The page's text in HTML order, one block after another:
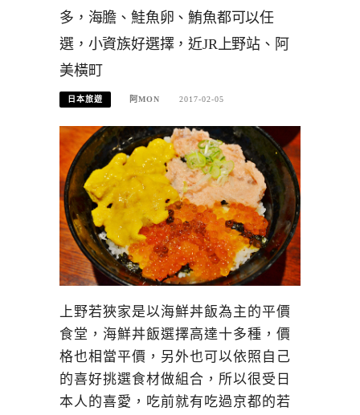
多，海膽、鮭魚卵、鮪魚都可以任
選，小資族好選擇，近JR上野站、阿
美橫町
日本旅遊 阿MON 2017-02-05
上野若狹家是以海鮮丼飯為主的平價
食堂，海鮮丼飯選擇高達十多種，價
格也相當平價，另外也可以依照自己
的喜好挑選食材做組合，所以很受日
本人的喜愛，吃前就有吃過京都的若